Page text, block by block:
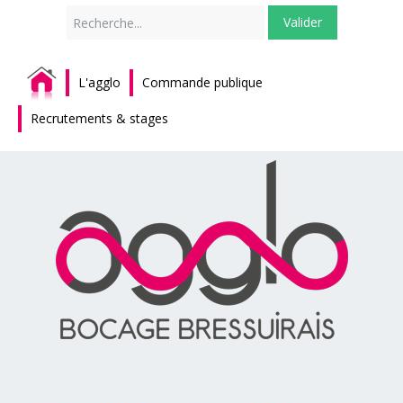
Valider
L'agglo Commande publique
Recrutements & stages